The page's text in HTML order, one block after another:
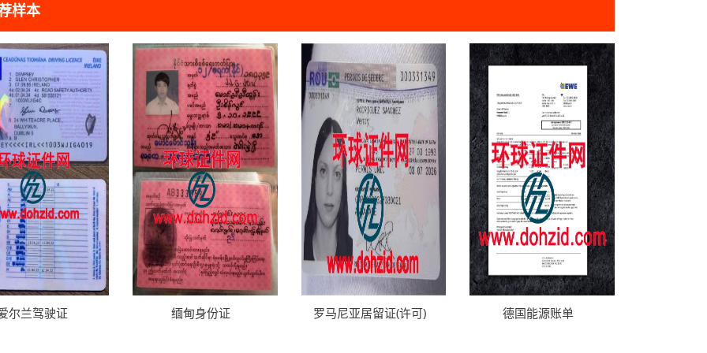
样本
尔兰驾驶证 缅甸身份证 罗马尼亚居留证(许可) 德国能源账单